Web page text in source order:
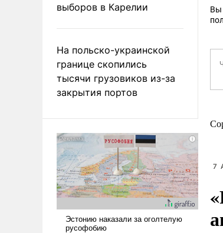
выборов в Карелии
На польско-украинской
границе скопились
тысячи грузовиков из-за
закрытия портов
Вы
7